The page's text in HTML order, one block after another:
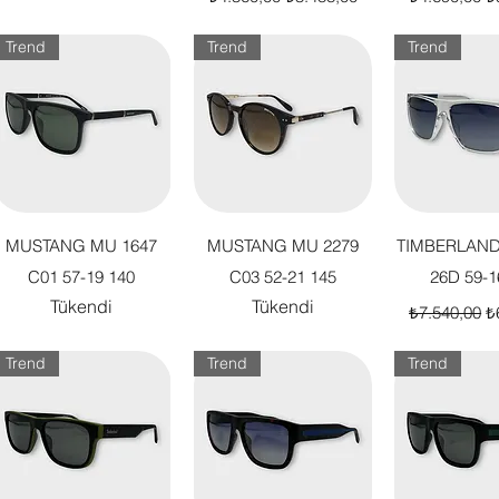
Hızlı Bakış
Trend
MUSTANG MU 1647
C01 57-19 140
Tükendi
Hızlı Bakış
Trend
MUSTANG MU 2279
C03 52-21 145
Tükendi
Hızlı
Trend
26D 59-
Normal
₺7.540,00
Trend Trend Trend